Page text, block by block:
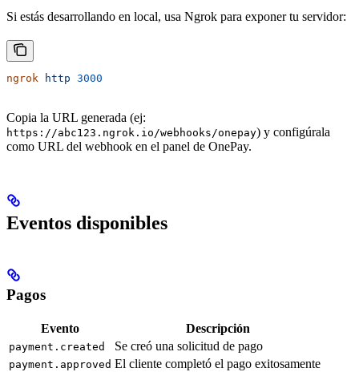
Si estás desarrollando en local, usa Ngrok para exponer tu servidor:
ngrok http 3000
Copia la URL generada (ej:
https://abc123.ngrok.io/webhooks/onepay) y configúrala
como URL del webhook en el panel de OnePay.
Eventos disponibles
Pagos
Evento Descripción
payment.created Se creó una solicitud de pago
payment.approved El cliente completó el pago exitosamente